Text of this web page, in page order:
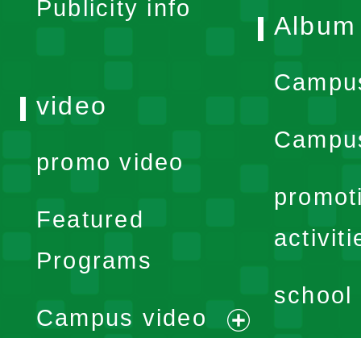
Publicity info
Album
school
video
promo video
Featured
Programs
Campus video